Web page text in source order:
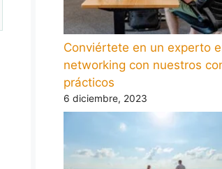
Conviértete en un experto
networking con nuestros
prácticos
6 diciembre, 2023